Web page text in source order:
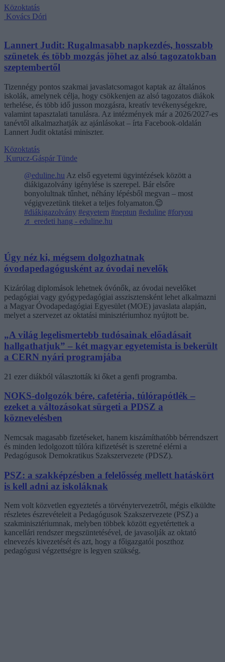
Közoktatás
Kovács Dóri
Lannert Judit: Rugalmasabb napkezdés, hosszabb
szünetek és több mozgás jöhet az alsó tagozatokban
szeptembertől
Tizennégy pontos szakmai javaslatcsomagot kaptak az általános
iskolák, amelynek célja, hogy csökkenjen az alsó tagozatos diákok
terhelése, és több idő jusson mozgásra, kreatív tevékenységekre,
valamint tapasztalati tanulásra. Az intézmények már a 2026/2027-es
tanévtől alkalmazhatják az ajánlásokat – írta Facebook-oldalán
Lannert Judit oktatási miniszter.
Közoktatás
Kurucz-Gáspár Tünde
@eduline.hu Az első egyetemi ügyintézések között a
diákigazolvány igénylése is szerepel. Bár elsőre
bonyolultnak tűnhet, néhány lépésből megvan – most
végigvezetünk titeket a teljes folyamaton.😉
#diákigazolvány #egyetem #neptun #eduline #foryou
♬ eredeti hang - eduline.hu
Úgy néz ki, mégsem dolgozhatnak
óvodapedagógusként az óvodai nevelők
Kizárólag diplomások lehetnek óvónők, az óvodai nevelőket
pedagógiai vagy gyógypedagógiai asszisztensként lehet alkalmazni
a Magyar Óvodapedagógiai Egyesület (MOE) javaslata alapján,
melyet a szervezet az oktatási minisztériumhoz nyújtott be.
„A világ legelismertebb tudósainak előadásait
hallgathatjuk” – két magyar egyetemista is bekerült
a CERN nyári programjába
21 ezer diákból választották ki őket a genfi programba.
NOKS-dolgozók bére, cafetéria, túlórapótlék –
ezeket a változásokat sürgeti a PDSZ a
köznevelésben
Nemcsak magasabb fizetéseket, hanem kiszámíthatóbb bérrendszert
és minden ledolgozott túlóra kifizetését is szeretné elérni a
Pedagógusok Demokratikus Szakszervezete (PDSZ).
PSZ: a szakképzésben a felelősség mellett hatáskört
is kell adni az iskoláknak
Nem volt közvetlen egyeztetés a törvénytervezetről, mégis elküldte
részletes észrevételeit a Pedagógusok Szakszervezete (PSZ) a
szakminisztériumnak, melyben többek között egyetértettek a
kancellári rendszer megszüntetésével, de javasolják az oktató
elnevezés kivezetését és azt, hogy a főigazgatói poszthoz
pedagógusi végzettségre is legyen szükség.